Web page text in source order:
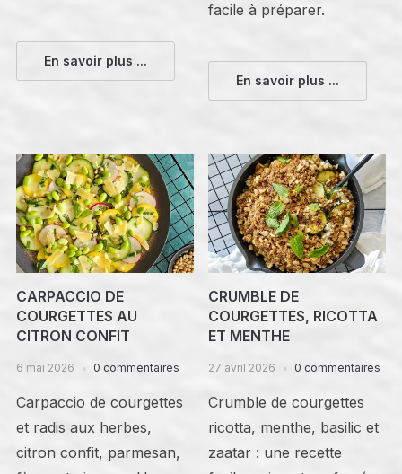
En savoir plus ...
facile à préparer.
En savoir plus ...
CARPACCIO DE
COURGETTES AU
CITRON CONFIT
6 mai 2026 0 commentaires
Carpaccio de courgettes
et radis aux herbes,
citron confit, parmesan,
CRUMBLE DE
COURGETTES, RICOTTA
ET MENTHE
27 avril 2026 0 commentaires
Crumble de courgettes
ricotta, menthe, basilic et
zaatar : une recette